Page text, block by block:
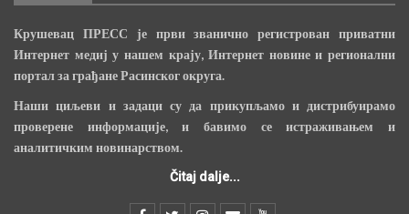
Крушевац ПРЕСС је први званично регистрован приватни
Интернет медиј у нашем крају, Интернет новине и регионални
портал за грађане Расинског округа.
Наши циљеви и задаци су да прикупљамо и дистрибуирамо
проверене информације, и бавимо се истраживањем и
аналитичким новинарством.
Čitaj dalje...